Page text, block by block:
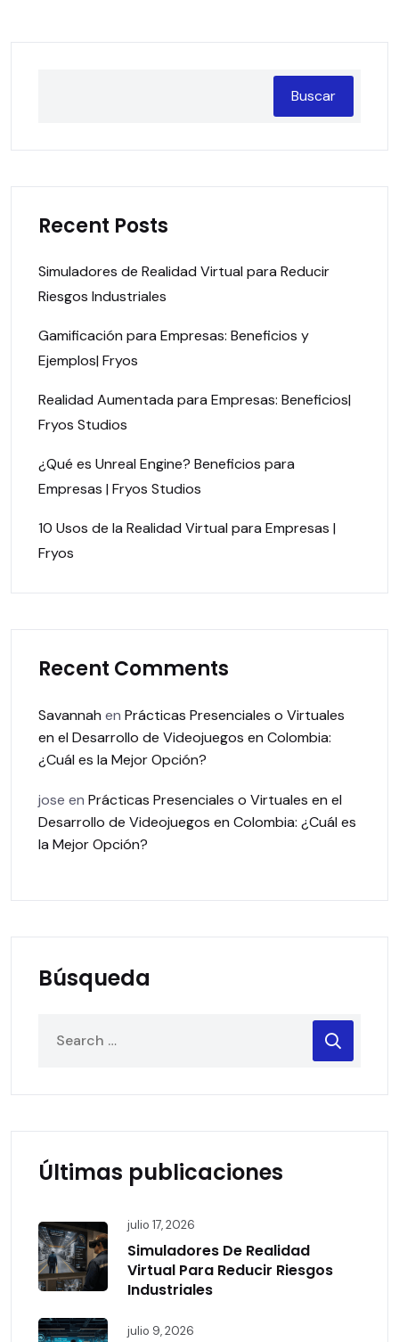
Buscar
Recent Posts
Simuladores de Realidad Virtual para Reducir
Riesgos Industriales
Gamificación para Empresas: Beneficios y
Ejemplos| Fryos
Realidad Aumentada para Empresas: Beneficios|
Fryos Studios
¿Qué es Unreal Engine? Beneficios para
Empresas | Fryos Studios
10 Usos de la Realidad Virtual para Empresas |
Fryos
Recent Comments
Savannah en Prácticas Presenciales o Virtuales
en el Desarrollo de Videojuegos en Colombia:
¿Cuál es la Mejor Opción?
jose en Prácticas Presenciales o Virtuales en el
Desarrollo de Videojuegos en Colombia: ¿Cuál es
la Mejor Opción?
Búsqueda
Últimas publicaciones
julio 17, 2026
Simuladores De Realidad
Virtual Para Reducir Riesgos
Industriales
julio 9, 2026